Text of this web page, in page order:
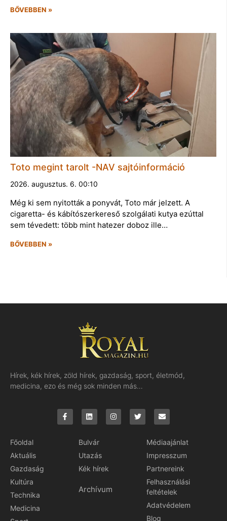
BŐVEBBEN »
Toto megint tarolt -NAV sajtóinformáció
2026. augusztus. 6. 00:10
Még ki sem nyitották a ponyvát, Toto már jelzett. A
cigaretta- és kábítószerkereső szolgálati kutya ezúttal
sem tévedett: több mint hatezer doboz ille…
BŐVEBBEN »
Hírek, kék hírek, zöld hírek, gazdaság, sport, életmód,
medicina, ezo és még sok minden más…
Főoldal
Aktuális
Gazdaság
Kultúra
Technika
Medicina
Bulvár
Utazás
Kék hírek
Archívum
Médiaajánlat
Impresszum
Partnereink
Felhasználási
feltételek
Adatvédelem
Blog